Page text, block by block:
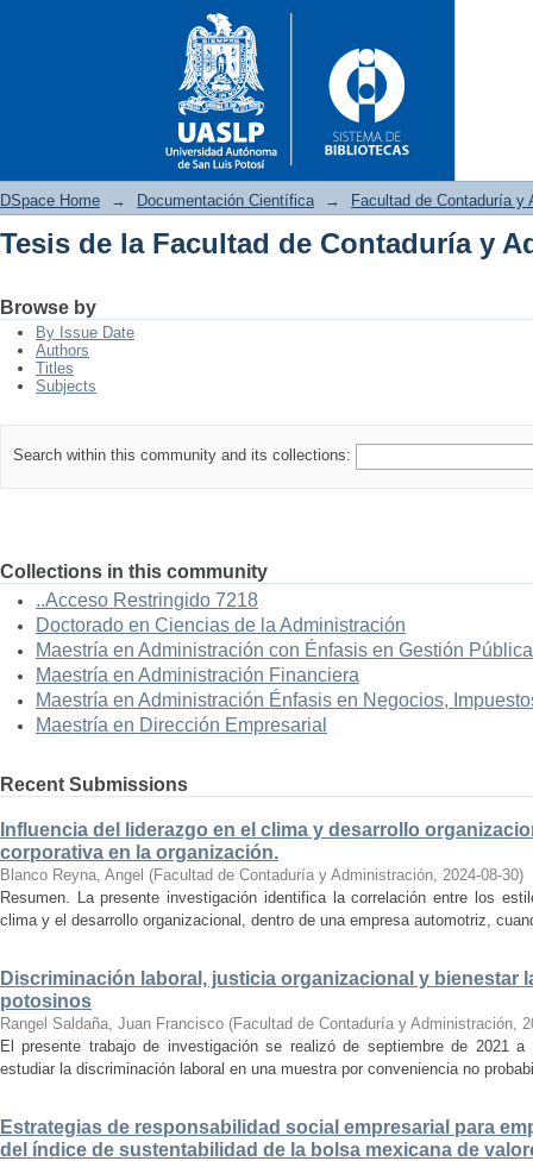
DSpace Home → Documentación Científica → Facultad de Contaduría y
Tesis de la Facultad de Contaduría y
Browse by
By Issue Date
Authors
Titles
Subjects
Search within this community and its collections:
Collections in this community
..Acceso Restringido 7218
Doctorado en Ciencias de la Administración
Maestría en Administración con Énfasis en Gestión Pública
Maestría en Administración Financiera
Maestría en Administración Énfasis en Negocios,
Maestría en Dirección Empresarial
Recent Submissions
Influencia del liderazgo en el clima y desarrollo
corporativa en la organización.
Blanco Reyna, Angel (Facultad de Contaduría y Administración, 2024-08-30)
Resumen. La presente investigación identifica la correlación entre los
clima y el desarrollo organizacional, dentro de una empresa automotriz,
Discriminación laboral, justicia organizacional y bienestar
potosinos
Rangel Saldaña, Juan Francisco (Facultad de Contaduría y Administración,
El presente trabajo de investigación se realizó de septiembre de 2021
estudiar la discriminación laboral en una muestra por conveniencia no
Estrategias de responsabilidad social empresarial para
del índice de sustentabilidad de la bolsa mexicana de